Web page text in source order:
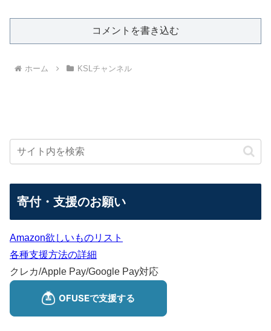
コメントを書き込む
ホーム KSLチャンネル
寄付・支援のお願い
Amazon欲しいものリスト
各種支援方法の詳細
クレカ/Apple Pay/Google Pay対応